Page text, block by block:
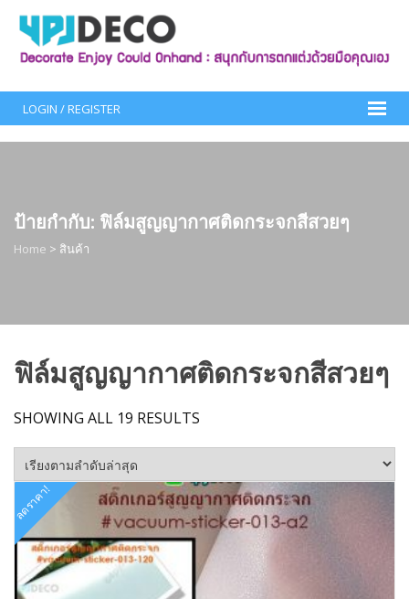
content
LOGIN / REGISTER
ป้ายกำกับ: ฟิล์มสูญญากาศติดกระจกสีสวยๆ
Home > สินค้า
ฟิล์มสูญญากาศติดกระจกสีสวยๆ
SHOWING ALL 19 RESULTS
ลดราคา!